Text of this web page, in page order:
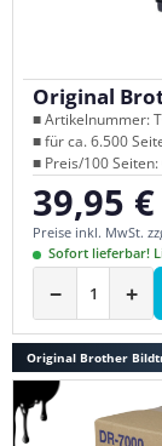
Original
■ Artikelnummer:
■ für ca. 6.500
■ Preis/100 Seiten:
Regulärer
39,95 €
Preise inkl. MwSt.
Sofort lieferbar!
− +
Original Brother